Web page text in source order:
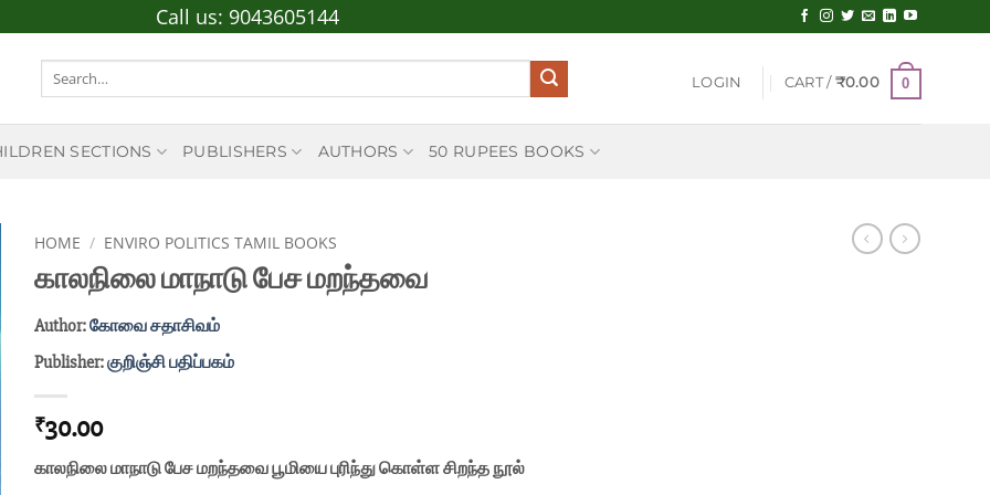
Call us: 9043605144
Search
LOGIN CART / ₹0.00 0
SECTIONS PUBLISHERS AUTHORS 50 RUPEES BOOKS
HOME / ENVIRO POLITICS TAMIL BOOKS
காலநிலை மாநாடு பேச மறந்தவை
Author:கோவை சதாசிவம்
Publisher:குறிஞ்சி பதிப்பகம்
₹30.00
காலநிலை மாநாடு பேச மறந்தவை பூமியை புரிந்து கொள்ள சிறந்த நூல்